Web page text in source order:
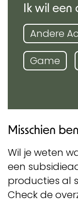
Ik wil een
Andere
Game
Misschien
Wil je weten
een
producties al
Check de